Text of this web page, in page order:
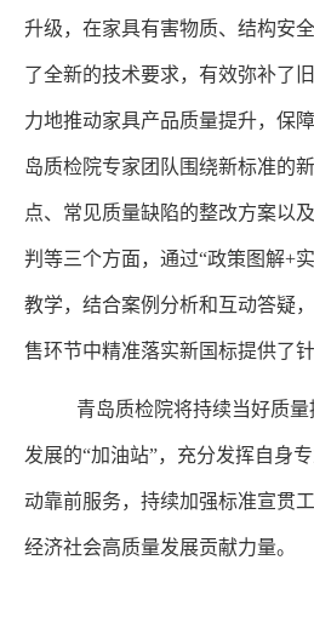
升级，在家具有害物质、结构安
了全新的技术要求，有效弥补了
力地推动家具产品质量提升，保
岛质检院专家团队 围绕新标准的
点、常见质量缺陷的整改方案以及
判 等三个方面，通过“政策图解+
教学，结合案例分析和互动答疑
售环节中精准落实新国标提供了
青岛质检院将持续当好质量
发展的“加油站”，充分发挥自身
动靠前服务，持续加强标准宣贯
经济社会高质量发展贡献力量。